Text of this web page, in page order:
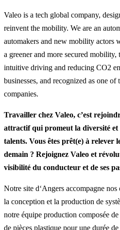
Valeo is a tech global company,
reinvent the mobility. We are an
automakers and new mobility actors
a greener and more secured
intuitive driving and reducing CO2
businesses, and recognized as one
companies.
Travailler chez Valeo, c’est
attractif qui promeut la diversité et
talents. Vous êtes prêt(e) à relever
demain ? Rejoignez Valeo et
visibilité du conducteur et de ses
Notre site d‘Angers accompagne
la conception et la production de
notre équipe production composée
de pièces plastique pour une durée de